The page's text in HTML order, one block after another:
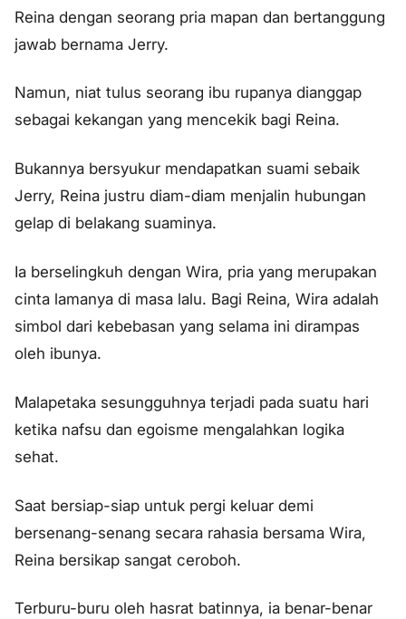
Reina dengan seorang pria mapan dan bertanggung
jawab bernama Jerry.
Namun, niat tulus seorang ibu rupanya dianggap
sebagai kekangan yang mencekik bagi Reina.
Bukannya bersyukur mendapatkan suami sebaik
Jerry, Reina justru diam-diam menjalin hubungan
gelap di belakang suaminya.
Ia berselingkuh dengan Wira, pria yang merupakan
cinta lamanya di masa lalu. Bagi Reina, Wira adalah
simbol dari kebebasan yang selama ini dirampas
oleh ibunya.
Malapetaka sesungguhnya terjadi pada suatu hari
ketika nafsu dan egoisme mengalahkan logika
sehat.
Saat bersiap-siap untuk pergi keluar demi
bersenang-senang secara rahasia bersama Wira,
Reina bersikap sangat ceroboh.
Terburu-buru oleh hasrat batinnya, ia benar-benar